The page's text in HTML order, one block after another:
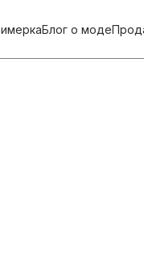
Блог о моде